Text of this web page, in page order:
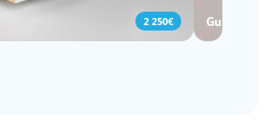
2 250€ GuillaumeH